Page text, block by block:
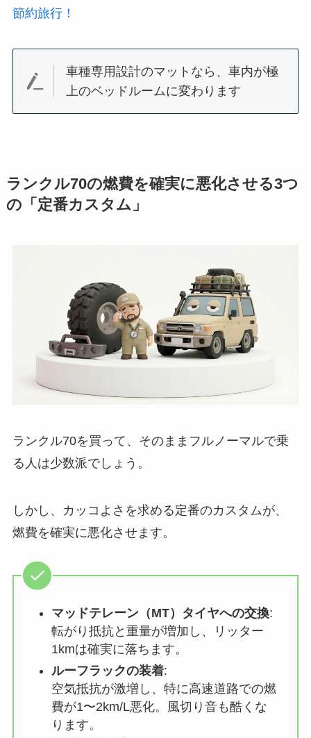
節約旅行！
車種専用設計のマットなら、車内が極
上のベッドルームに変わります
ランクル70の燃費を確実に悪化させる3つ
の「定番カスタム」
ランクル70を買って、そのままフルノーマルで乗
る人は少数派でしょう。
しかし、カッコよさを求める定番のカスタムが、
燃費を確実に悪化させます。
マッドテレーン（MT）タイヤへの交換:
転がり抵抗と重量が増加し、リッター
1kmは確実に落ちます。
ルーフラックの装着:
空気抵抗が激増し、特に高速道路での燃
費が1〜2km/L悪化。風切り音も酷くな
ります。